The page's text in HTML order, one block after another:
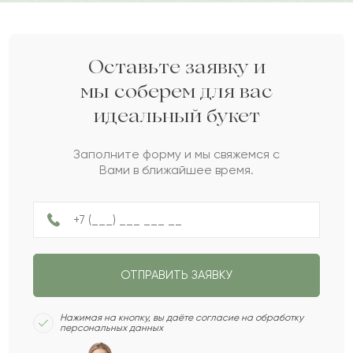
Дарите своим близким любовь вместе с Pro-buket.
М 2022-05-17
Меруерт
2022-05-04
Парзан
2022-04-28
Балгуль
Галия
Б Болатхан
Гинаят
Оставьте заявку и
мы соберем для вас
идеальный букет
Заполните форму и мы свяжемся с
Вами в ближайшее время.
ОТПРАВИТЬ ЗАЯВКУ
Нажимая на кнопку, вы даёте согласие на обработку
персональных данных